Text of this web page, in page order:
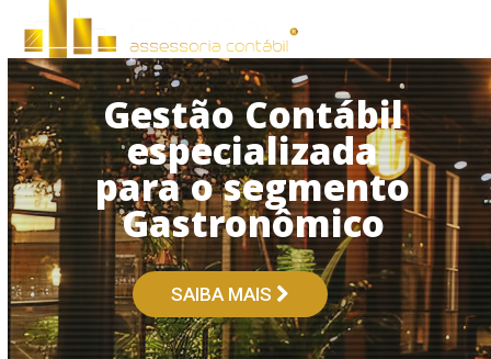
content
Open
mobile
menu
Close
mobile
menu
Gestão Contábil
especializada
para o segmento
Gastronômico
SAIBA MAIS